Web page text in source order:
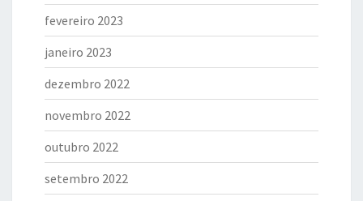
fevereiro 2023
janeiro 2023
dezembro 2022
novembro 2022
outubro 2022
setembro 2022